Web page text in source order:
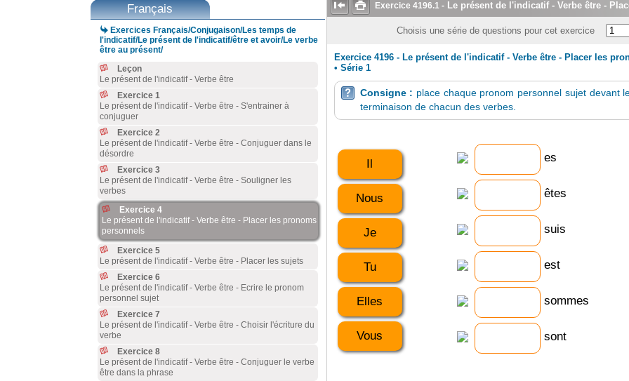
Français
 Exercices Français/Conjugaison/Les temps de
l'indicatif/Le présent de l'indicatif/être et avoir/Le verbe
être au présent/
Leçon
Le présent de l'indicatif - Verbe être
Exercice 1
Le présent de l'indicatif - Verbe être - S'entrainer à
conjuguer
Exercice 2
Le présent de l'indicatif - Verbe être - Conjuguer dans le
désordre
Exercice 3
Le présent de l'indicatif - Verbe être - Souligner les
verbes
Exercice 4
Le présent de l'indicatif - Verbe être - Placer les pronoms
personnels
Exercice 5
Le présent de l'indicatif - Verbe être - Placer les sujets
Exercice 6
Le présent de l'indicatif - Verbe être - Ecrire le pronom
personnel sujet
Exercice 7
Le présent de l'indicatif - Verbe être - Choisir l'écriture du
verbe
Exercice 8
Le présent de l'indicatif - Verbe être - Conjuguer le verbe
être dans la phrase
  Exercice 4196.1- Le présent de l'indicatif - Verbe être -
Choisis une série de questions pour cet exercice
Exercice 4196 - Le présent de l'indicatif - Verbe être - Placer les
• Série 1
 Consigne : place chaque pronom personnel sujet devant
terminaison de chacun des verbes.
Il
Nous
Je
Tu
Elles
Vous
es
êtes
suis
est
sommes
sont